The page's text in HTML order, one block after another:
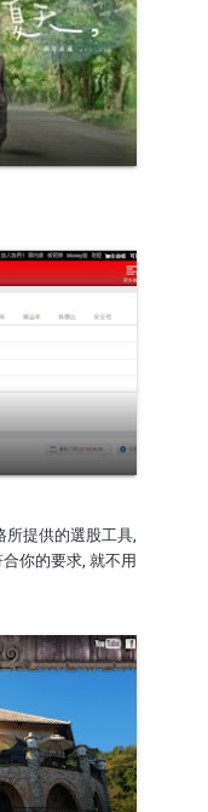
提供的選股工具,
你的要求, 就不用